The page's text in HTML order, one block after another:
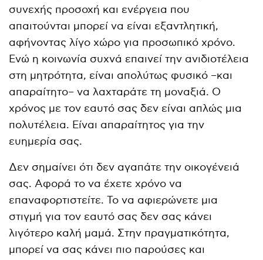
συνεχής προσοχή και ενέργεια που
απαιτούνται μπορεί να είναι εξαντλητική,
αφήνοντας λίγο χώρο για προσωπικό χρόνο.
Ενώ η κοινωνία συχνά επαινεί την ανιδιοτέλεια
στη μητρότητα, είναι απολύτως φυσικό –και
απαραίτητο– να λαχταράτε τη μοναξιά. Ο
χρόνος με τον εαυτό σας δεν είναι απλώς μια
πολυτέλεια. Είναι απαραίτητος για την
ευημερία σας.
Δεν σημαίνει ότι δεν αγαπάτε την οικογένειά
σας. Αφορά το να έχετε χρόνο να
επαναφορτιστείτε. Το να αφιερώνετε μια
στιγμή για τον εαυτό σας δεν σας κάνει
λιγότερο καλή μαμά. Στην πραγματικότητα,
μπορεί να σας κάνει πιο παρούσες και